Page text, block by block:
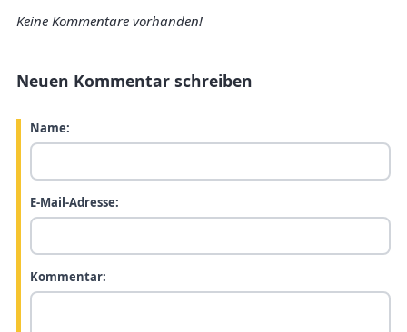
Keine Kommentare vorhanden!
Neuen Kommentar schreiben
Name:
E-Mail-Adresse:
Kommentar: